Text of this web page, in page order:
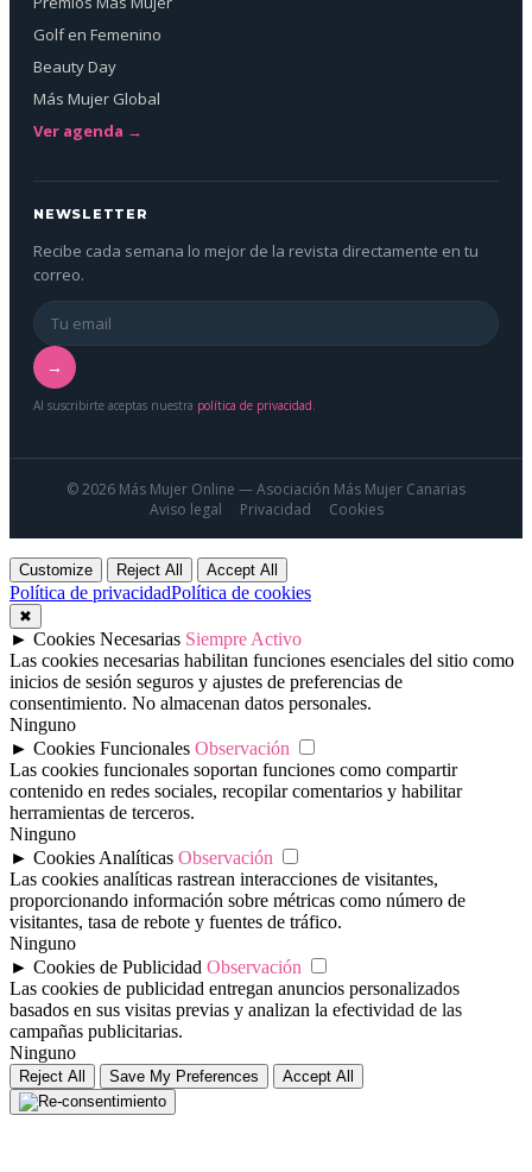
Golf en Femenino
Beauty Day
Más Mujer Global
Ver agenda →
NEWSLETTER
Recibe cada semana lo mejor de la revista directamente en tu
correo.
→
Al suscribirte aceptas nuestra política de privacidad
© 2026 Más Mujer Online — Asociación Más Mujer Canarias
Aviso legal
Privacidad Cookies
Customize Reject All Accept All
Política de privacidadPolítica de cookies
✖
► Cookies Necesarias Siempre Activo
Las cookies necesarias habilitan funciones esenciales del sitio como
inicios de sesión seguros y ajustes de preferencias de
consentimiento. No almacenan datos personales.
Ninguno
► Cookies Funcionales Observación
Las cookies funcionales soportan funciones como compartir
contenido en redes sociales, recopilar comentarios y habilitar
herramientas de terceros.
Ninguno
► Cookies Analíticas Observación
Las cookies analíticas rastrean interacciones de visitantes,
proporcionando información sobre métricas como número de
visitantes, tasa de rebote y fuentes de tráfico.
Ninguno
► Cookies de Publicidad Observación
Las cookies de publicidad entregan anuncios personalizados
basados en sus visitas previas y analizan la efectividad de las
campañas publicitarias.
Ninguno
Reject All Save My Preferences Accept All